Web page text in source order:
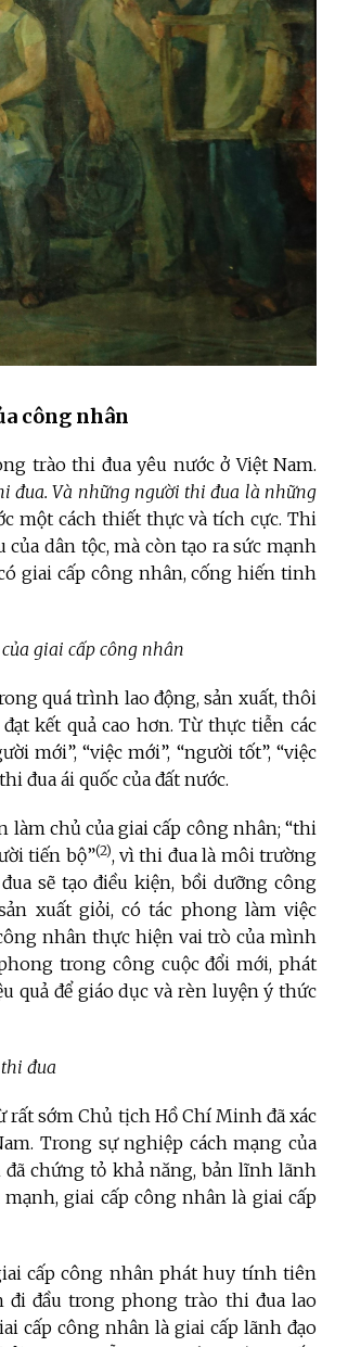
công nhân
trào thi đua yêu nước ở Việt Nam.
đua. Và những người thi đua là những
một cách thiết thực và tích cực. Thi
dân tộc, mà còn tạo ra sức mạnh
giai cấp công nhân, cống hiến tinh
giai cấp công nhân
quá trình lao động, sản xuất, thôi
kết quả cao hơn. Từ thực tiễn các
mới”, “việc mới”, “người tốt”, “việc
đua ái quốc của đất nước.
làm chủ của giai cấp công nhân; “thi
tiến bộ”(2), vì thi đua là môi trường
sẽ tạo điều kiện, bồi dưỡng công
xuất giỏi, có tác phong làm việc
nhân thực hiện vai trò của mình
trong công cuộc đổi mới, phát
quả để giáo dục và rèn luyện ý thức
đua
sớm Chủ tịch Hồ Chí Minh đã xác
Trong sự nghiệp cách mạng của
đã chứng tỏ khả năng, bản lĩnh lãnh
giai cấp công nhân là giai cấp
cấp công nhân phát huy tính tiên
đi đầu trong phong trào thi đua lao
cấp công nhân là giai cấp lãnh đạo